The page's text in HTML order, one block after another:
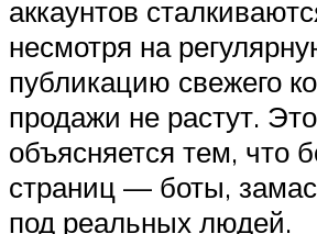
аккаунтов
несмотря на
публикацию свежего
продажи не растут. Это
объясняется тем, что
страниц — боты,
под реальных людей.